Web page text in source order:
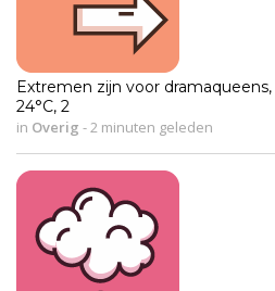
Extremen zijn voor
24°C, 2
in Overig -2 minuten geleden